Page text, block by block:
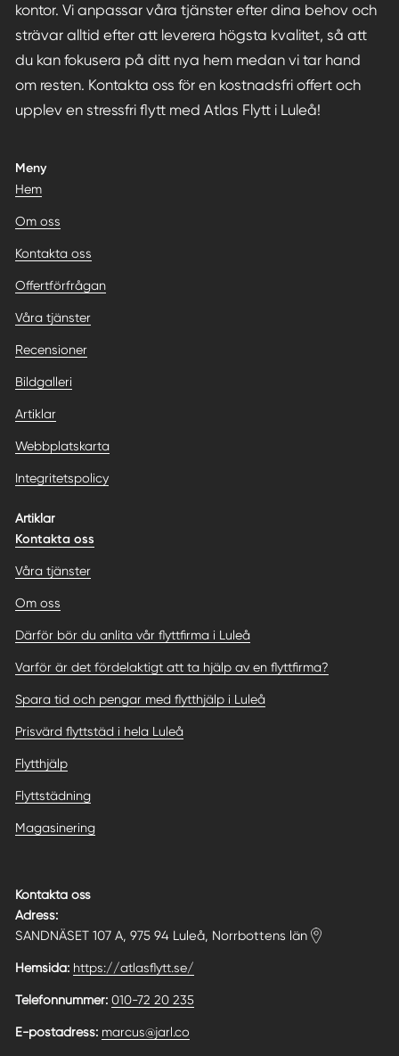
kontor. Vi anpassar våra tjänster efter dina behov och
strävar alltid efter att leverera högsta kvalitet, så att
du kan fokusera på ditt nya hem medan vi tar hand
om resten. Kontakta oss för en kostnadsfri offert och
upplev en stressfri flytt med Atlas Flytt i Luleå!
Meny
Hem
Om oss
Kontakta oss
Offertförfrågan
Våra tjänster
Recensioner
Bildgalleri
Artiklar
Webbplatskarta
Integritetspolicy
Artiklar
Kontakta oss
Våra tjänster
Om oss
Därför bör du anlita vår flyttfirma i Luleå
Varför är det fördelaktigt att ta hjälp av en flyttfirma?
Spara tid och pengar med flytthjälp i Luleå
Prisvärd flyttstäd i hela Luleå
Flytthjälp
Flyttstädning
Magasinering
Kontakta oss
Adress:
SANDNÄSET 107 A, 975 94 Luleå, Norrbottens län
Hemsida: https://atlasflytt.se/
Telefonnummer: 010-72 20 235
E-postadress: marcus@jarl.co